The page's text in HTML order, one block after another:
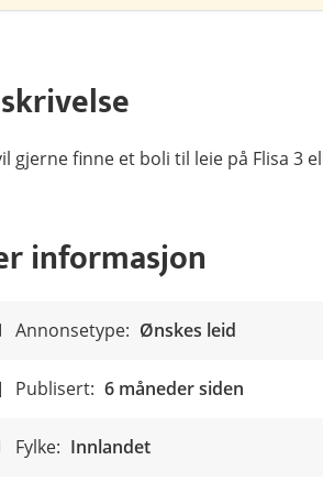
gjerne finne et boli til leie på Flisa 3
informasjon
Annonsetype: Ønskes leid
Publisert: 6 måneder siden
Fylke: Innlandet